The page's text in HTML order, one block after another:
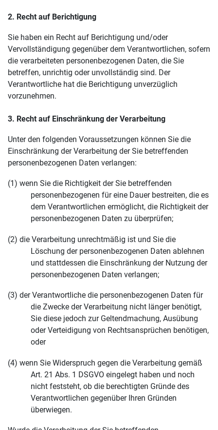
2. Recht auf Berichtigung
Sie haben ein Recht auf Berichtigung und/oder
Vervollständigung gegenüber dem Verantwortlichen, sofern
die verarbeiteten personenbezogenen Daten, die Sie
betreffen, unrichtig oder unvollständig sind. Der
Verantwortliche hat die Berichtigung unverzüglich
vorzunehmen.
3. Recht auf Einschränkung der Verarbeitung
Unter den folgenden Voraussetzungen können Sie die
Einschränkung der Verarbeitung der Sie betreffenden
personenbezogenen Daten verlangen:
(1) wenn Sie die Richtigkeit der Sie betreffenden
personenbezogenen für eine Dauer bestreiten, die es
dem Verantwortlichen ermöglicht, die Richtigkeit der
personenbezogenen Daten zu überprüfen;
(2) die Verarbeitung unrechtmäßig ist und Sie die
Löschung der personenbezogenen Daten ablehnen
und stattdessen die Einschränkung der Nutzung der
personenbezogenen Daten verlangen;
(3) der Verantwortliche die personenbezogenen Daten für
die Zwecke der Verarbeitung nicht länger benötigt,
Sie diese jedoch zur Geltendmachung, Ausübung
oder Verteidigung von Rechtsansprüchen benötigen,
oder
(4) wenn Sie Widerspruch gegen die Verarbeitung gemäß
Art. 21 Abs. 1 DSGVO eingelegt haben und noch
nicht feststeht, ob die berechtigten Gründe des
Verantwortlichen gegenüber Ihren Gründen
überwiegen.